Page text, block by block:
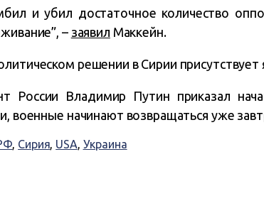
и убил достаточное количество
– заявил Маккейн.
решении в Сирии присутствует
России Владимир Путин приказал
военные начинают возвращаться уже
, Сирия, USA, Украина